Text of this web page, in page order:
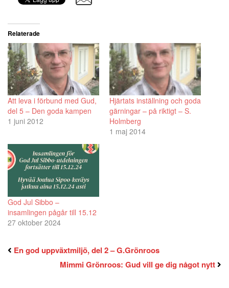
Relaterade
Att leva i förbund med Gud,
del 5 – Den goda kampen
1 juni 2012
Hjärtats inställning och goda
gärningar – på riktigt – S.
Holmberg
1 maj 2014
God Jul Sibbo –
insamlingen pågår till 15.12
27 oktober 2024
En god uppväxtmiljö, del 2 – G.Grönroos
Mimmi Grönroos: Gud vill ge dig något nytt